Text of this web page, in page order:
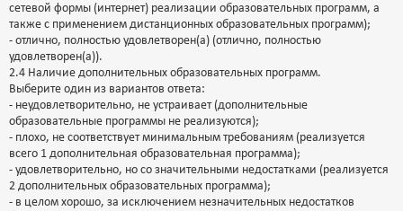
сетевой формы (интернет) реализации образовательных программ, а
также с применением дистанционных образовательных программ);
- отлично, полностью удовлетворен(а) (отлично, полностью
удовлетворен(а)).
2.4 Наличие дополнительных образовательных программ.
Выберите один из вариантов ответа:
- неудовлетворительно, не устраивает (дополнительные
образовательные программы не реализуются);
- плохо, не соответствует минимальным требованиям (реализуется
всего 1 дополнительная образовательная программа);
- удовлетворительно, но со значительными недостатками (реализуется
2 дополнительных образовательных программа);
- в целом хорошо, за исключением незначительных недостатков